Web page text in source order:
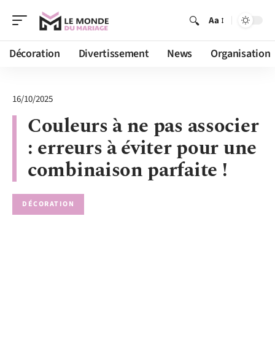
Aa
Décoration Divertissement News Organisation
16/10/2025
Couleurs à ne pas associer
: erreurs à éviter pour une
combinaison parfaite !
DÉCORATION